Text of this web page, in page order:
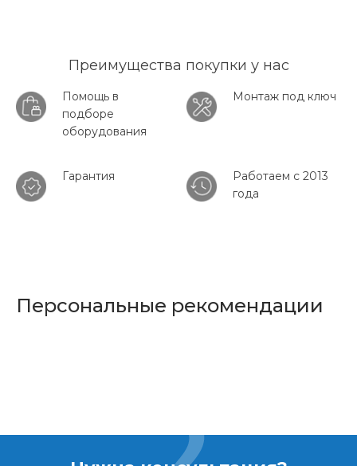
Преимущества покупки у нас
Помощь в
подборе
оборудования
Монтаж под ключ
Гарантия
Работаем с 2013
года
Персональные рекомендации